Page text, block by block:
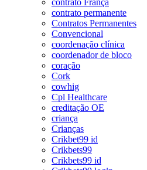
contrato permanente
Contratos Permanentes
Convencional
coordenação clínica
coordenador de bloco
coração
Cork
cowhig
Cpl Healthcare
creditação OE
criança
Crianças
Crikbet99 id
Crikbets99
Crikbets99 id